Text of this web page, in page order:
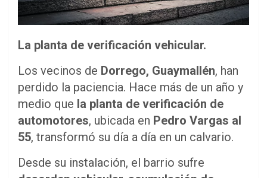
La planta de verificación vehicular.
Los vecinos de Dorrego, Guaymallén, han
perdido la paciencia. Hace más de un año y
medio que la planta de verificación de
automotores, ubicada en Pedro Vargas al
55, transformó su día a día en un calvario.
Desde su instalación, el barrio sufre